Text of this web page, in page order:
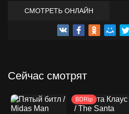
СМОТРЕТЬ ОНЛАЙН
ТРЕЙЛЕР
Сейчас смотрят
BDRip